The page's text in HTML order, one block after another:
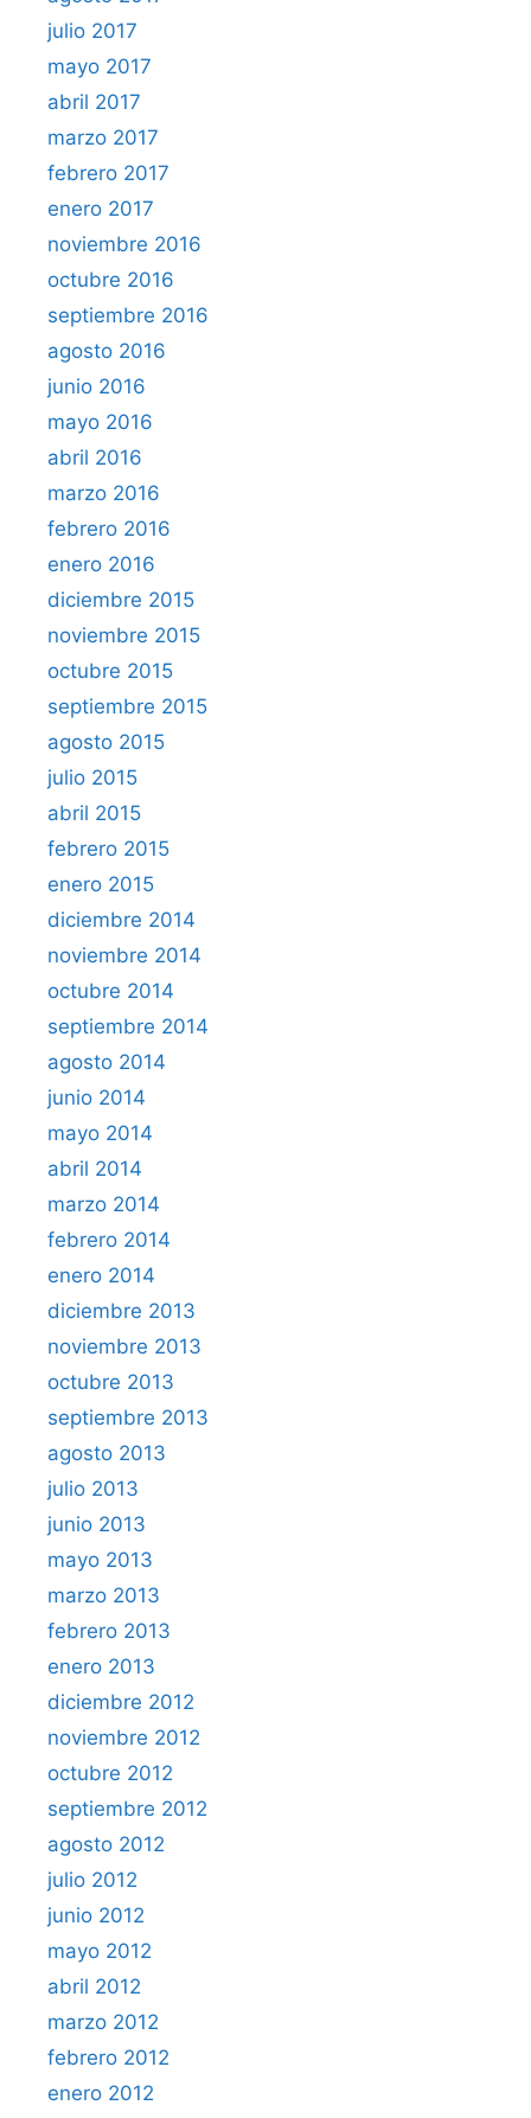
julio 2017
mayo 2017
abril 2017
marzo 2017
febrero 2017
enero 2017
noviembre 2016
octubre 2016
septiembre 2016
agosto 2016
junio 2016
mayo 2016
abril 2016
marzo 2016
febrero 2016
enero 2016
diciembre 2015
noviembre 2015
octubre 2015
septiembre 2015
agosto 2015
julio 2015
abril 2015
febrero 2015
enero 2015
diciembre 2014
noviembre 2014
octubre 2014
septiembre 2014
agosto 2014
junio 2014
mayo 2014
abril 2014
marzo 2014
febrero 2014
enero 2014
diciembre 2013
noviembre 2013
octubre 2013
septiembre 2013
agosto 2013
julio 2013
junio 2013
mayo 2013
marzo 2013
febrero 2013
enero 2013
diciembre 2012
noviembre 2012
octubre 2012
septiembre 2012
agosto 2012
julio 2012
junio 2012
mayo 2012
abril 2012
marzo 2012
febrero 2012
enero 2012